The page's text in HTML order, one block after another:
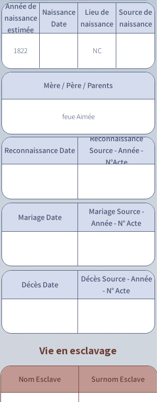
Année de
naissance
estimée
Naissance
Date
Lieu de
naissance
Source de
naissance
1822 NC
Mère / Père / Parents
feue Aimée
Reconnaissance Date
Reconnaissance
Source - Année -
N°Acte
Mariage Date
Mariage Source -
Année - N° Acte
Décès Date
Décès Source - Année
- N° Acte
Vie en esclavage
Nom Esclave Surnom Esclave